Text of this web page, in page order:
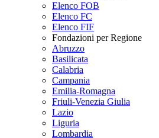
Elenco FOB
Elenco FC
Elenco FIF
Fondazioni per Regione
Abruzzo
Basilicata
Calabria
Campania
Emilia-Romagna
Friuli-Venezia Giulia
Lazio
Liguria
Lombardia